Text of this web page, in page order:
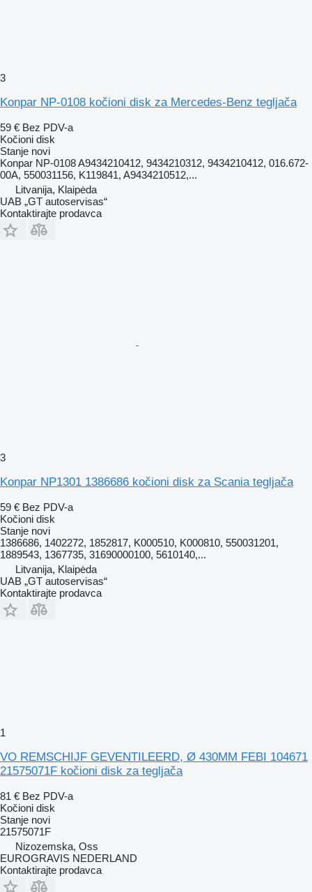
3
Konpar NP-0108 kočioni disk za Mercedes-Benz tegljača
59 € Bez PDV-a
Kočioni disk
Stanje novi
Konpar NP-0108 A9434210412, 9434210312, 9434210412, 016.672-
00A, 550031156, K119841, A9434210512,...
Litvanija, Klaipėda
UAB „GT autoservisas“
Kontaktirajte prodavca
3
Konpar NP1301 1386686 kočioni disk za Scania tegljača
59 € Bez PDV-a
Kočioni disk
Stanje novi
1386686, 1402272, 1852817, K000510, K000810, 550031201,
1889543, 1367735, 31690000100, 5610140,...
Litvanija, Klaipėda
UAB „GT autoservisas“
Kontaktirajte prodavca
1
VO REMSCHIJF GEVENTILEERD, Ø 430MM FEBI 104671
21575071F kočioni disk za tegljača
81 € Bez PDV-a
Kočioni disk
Stanje novi
21575071F
Nizozemska, Oss
EUROGRAVIS NEDERLAND
Kontaktirajte prodavca